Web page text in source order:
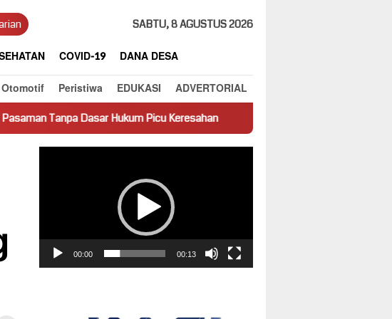
SABTU, 8 AGUSTUS 2026
COVID-19
DANA DESA
Otomotif Peristiwa EDUKASI ADVERTORIAL
Hukum Picu Keresahan Truk Miring Hambat Arus Lalu Lintas di Jalan
00:00 00:13